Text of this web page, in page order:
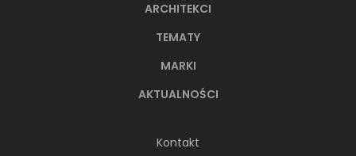
ARCHITEKCI
TEMATY
MARKI
AKTUALNOŚCI
Kontakt